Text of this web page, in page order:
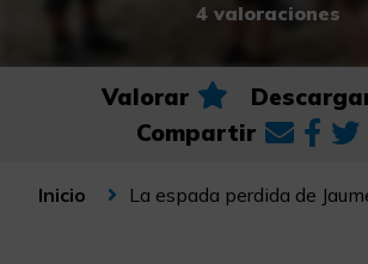
Experiencias Semana
4 valoraciones
Valorar
Compartir
Inicio La espada perdida de